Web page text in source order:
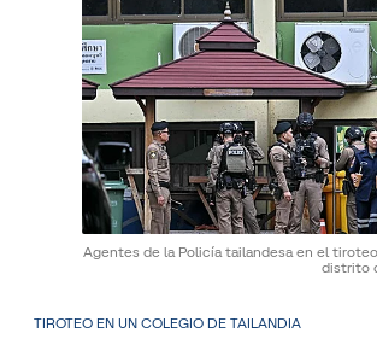
Agentes de la Policía tailandesa en el
distrito
TIROTEO EN UN COLEGIO DE TAILANDIA